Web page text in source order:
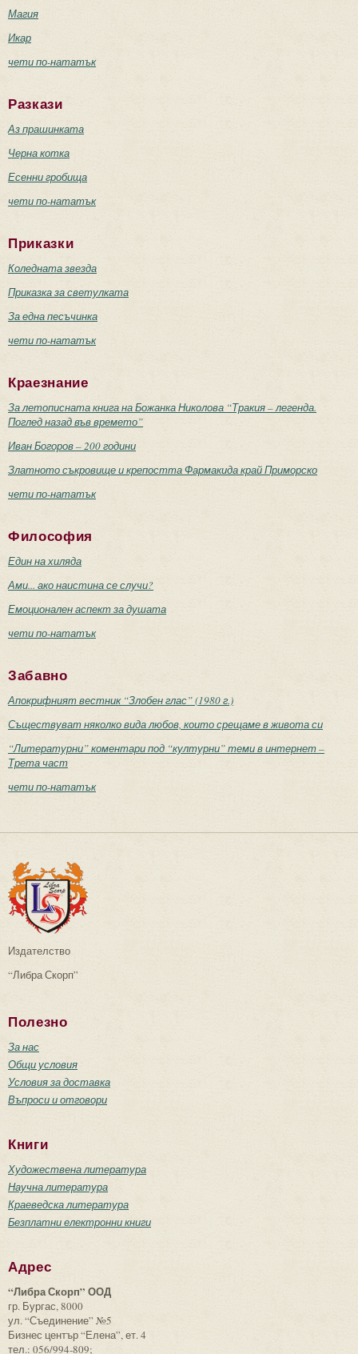
Магия
Икар
чети по-нататък
Разкази
Аз прашинката
Черна котка
Есенни гробища
чети по-нататък
Приказки
Коледната звезда
Приказка за светулката
За една песъчинка
чети по-нататък
Краезнание
За летописната книга на Божанка Николова “Тракия – легенда.
Поглед назад във времето”
Иван Богоров – 200 години
Златното съкровище и крепостта Фармакида край Приморско
чети по-нататък
Философия
Един на хиляда
Ами... ако наистина се случи?
Емоционален аспект за душата
чети по-нататък
Забавно
Апокрифният вестник “Злобен глас” (1980 г.)
Съществуват няколко вида любов, които срещаме в живота си
“Литературни” коментари под “културни” теми в интернет –
Трета част
чети по-нататък
Издателство
“Либра Скорп”
Полезно
За нас
Общи условия
Условия за доставка
Въпроси и отговори
Книги
Художествена литература
Научна литература
Краеведска литература
Безплатни електронни книги
Адрес
“Либра Скорп” ООД
гр. Бургас, 8000
ул. “Съединение” №5
Бизнес център “Елена”, ет. 4
тел.: 056/994-809;